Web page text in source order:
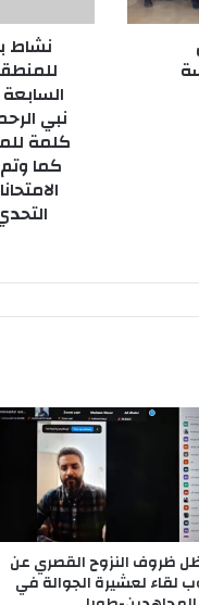
قيادة
المنطقة
السابعة
مفوضية
عامل
احتفالاً
بولادة
تخلل
الثقافي
الشيخ
ربيع
قبيسي
كما
وتم
توزيع
شهادات
تقدير
نشاط
نبي
كلمة
كما
ظروف النزوح القصري عن
لقاء لعشيرة الجوالة في